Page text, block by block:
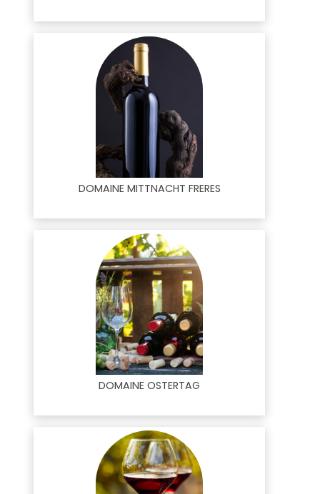
DOMAINE MITTNACHT FRERES
DOMAINE OSTERTAG